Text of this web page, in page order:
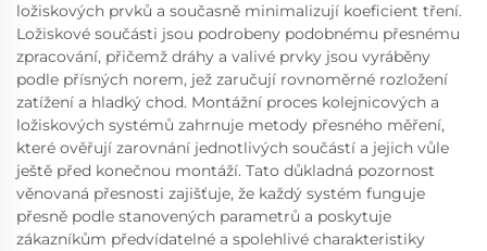
ložiskových prvků a současně minimalizují koeficient tření.
Ložiskové součásti jsou podrobeny podobnému přesnému
zpracování, přičemž dráhy a valivé prvky jsou vyráběny
podle přísných norem, jež zaručují rovnoměrné rozložení
zatížení a hladký chod. Montážní proces kolejnicových a
ložiskových systémů zahrnuje metody přesného měření,
které ověřují zarovnání jednotlivých součástí a jejich vůle
ještě před konečnou montáží. Tato důkladná pozornost
věnovaná přesnosti zajišťuje, že každý systém funguje
přesně podle stanovených parametrů a poskytuje
zákazníkům předvídatelné a spolehlivé charakteristiky